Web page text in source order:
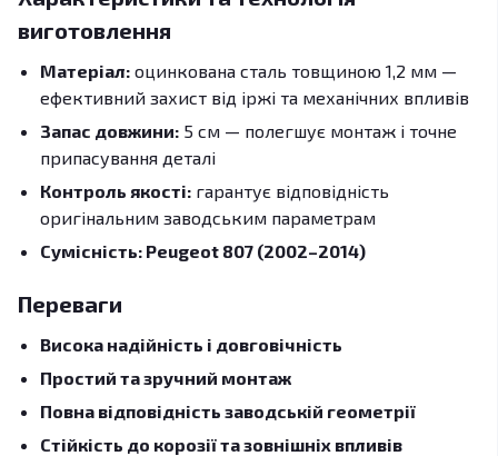
виготовлення
Матеріал: оцинкована сталь товщиною 1,2 мм —
ефективний захист від іржі та механічних впливів
Запас довжини: 5 см — полегшує монтаж і точне
припасування деталі
Контроль якості: гарантує відповідність
оригінальним заводським параметрам
Сумісність: Peugeot 807 (2002–2014)
Переваги
Висока надійність і довговічність
Простий та зручний монтаж
Повна відповідність заводській геометрії
Стійкість до корозії та зовнішніх впливів